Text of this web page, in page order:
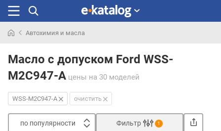
раньше
Автохимия и масла
Масло с допуском Ford WSS-
M2C947-A цены на 30 моделей
WSS-M2C947-A очистить
по популярности Фильтр 1